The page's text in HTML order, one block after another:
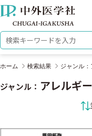
株式会社 中外医学社
検索キーワード
ホーム 検索結果 ジャンル
ジャンル： アレルギ